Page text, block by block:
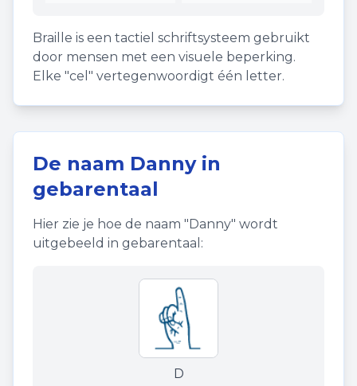
Braille is een tactiel schriftsysteem gebruikt
door mensen met een visuele beperking.
Elke "cel" vertegenwoordigt één letter.
De naam Dannyin
gebarentaal
Hier zie je hoe de naam "Danny" wordt
uitgebeeld in gebarentaal:
D